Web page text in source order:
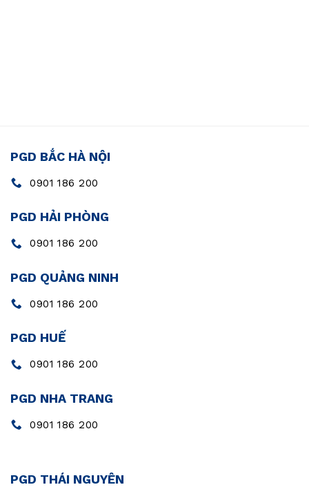
PGD BẮC HÀ NỘI
0901 186 200
PGD HẢI PHÒNG
0901 186 200
PGD QUẢNG NINH
0901 186 200
PGD HUẾ
0901 186 200
PGD NHA TRANG
0901 186 200
PGD THÁI NGUYÊN